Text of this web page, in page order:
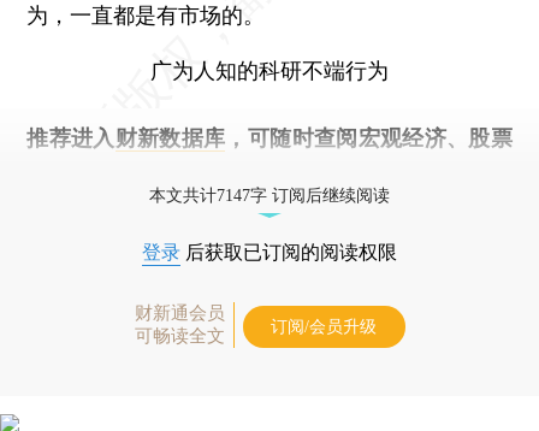
为，一直都是有市场的。
广为人知的科研不端行为
推荐进入 财新数据库 ，可随时查阅宏观经济、股票
本文共计7147字 订阅后继续阅读
登录 后获取已订阅的阅读权限
财新通会员
可畅读全文
订阅/会员升级